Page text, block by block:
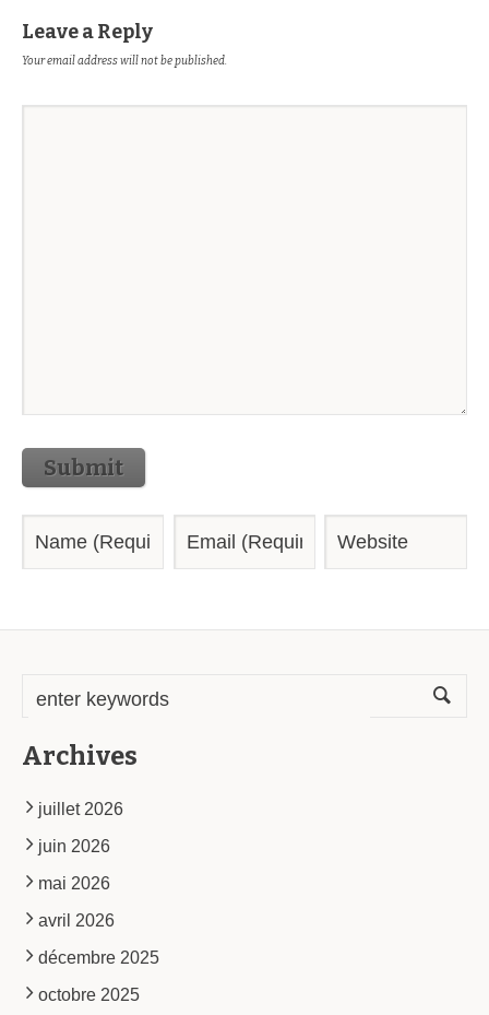
Leave a Reply
Your email address will not be published.
Submit
Archives
juillet 2026
juin 2026
mai 2026
avril 2026
décembre 2025
octobre 2025